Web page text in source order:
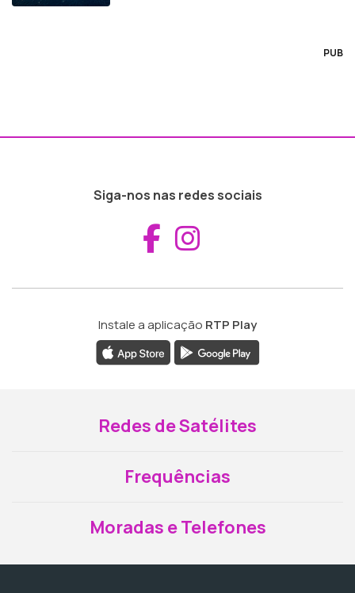
PUB
Siga-nos nas redes sociais
Aceder ao
Instale a aplicação RTP Play
Redes de Satélites
Frequências
Moradas e Telefones